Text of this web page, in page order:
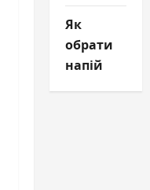
Як
обрати
напій